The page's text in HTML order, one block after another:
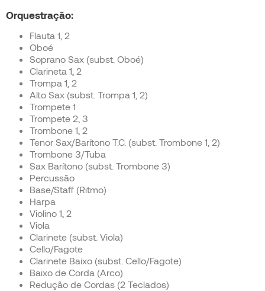
Orquestração:
Flauta 1, 2
Oboé
Soprano Sax (subst. Oboé)
Clarineta 1, 2
Trompa 1, 2
Alto Sax (subst. Trompa 1, 2)
Trompete 1
Trompete 2, 3
Trombone 1, 2
Tenor Sax/Barítono T.C. (subst. Trombone 1, 2)
Trombone 3/Tuba
Sax Barítono (subst. Trombone 3)
Percussão
Base/Staff (Ritmo)
Harpa
Violino 1, 2
Viola
Clarinete (subst. Viola)
Cello/Fagote
Clarinete Baixo (subst. Cello/Fagote)
Baixo de Corda (Arco)
Redução de Cordas (2 Teclados)